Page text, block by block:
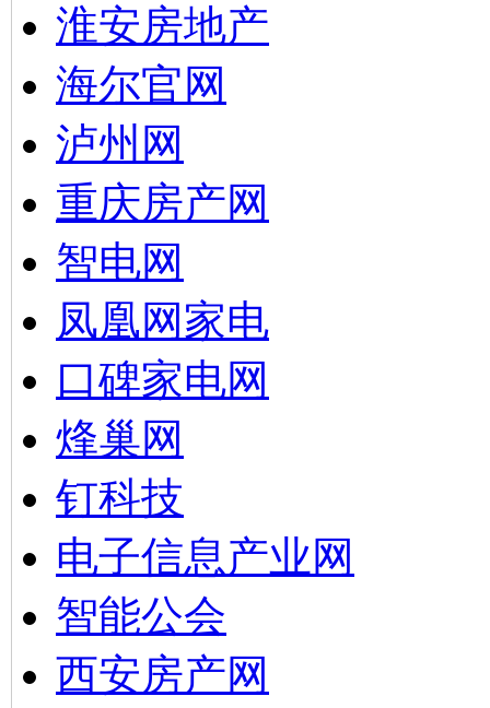
淮安房地产
海尔官网
泸州网
重庆房产网
智电网
凤凰网家电
口碑家电网
烽巢网
钉科技
电子信息产业网
智能公会
西安房产网